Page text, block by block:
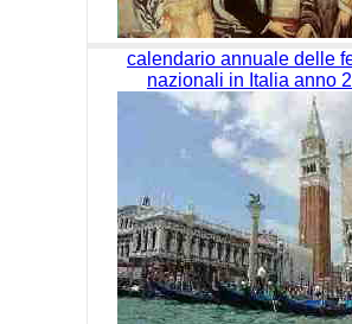
calendario annuale delle
nazionali in Italia anno